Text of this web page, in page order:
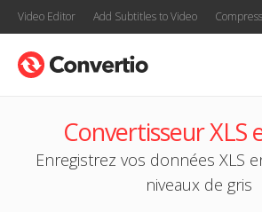
Video Editor Add Subtitles to Video
Convertisseur XLS
Enregistrez vos données XLS
niveaux de gris